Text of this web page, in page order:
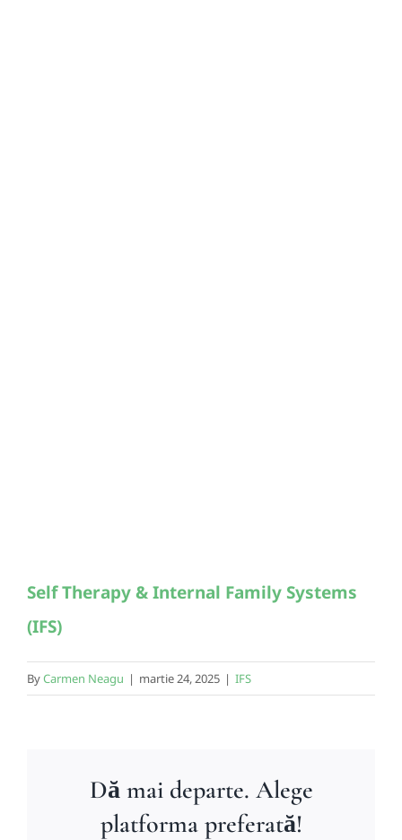
Self Therapy & Internal Family Systems
(IFS)
ByCarmen Neagu | martie 24, 2025 | IFS
Dă mai departe. Alege
platforma preferată!